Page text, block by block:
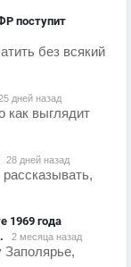
поступит
без всякий
дней назад
как выглядит
28 дней назад
рассказывать,
1969 года
2 месяца назад
Заполярье,